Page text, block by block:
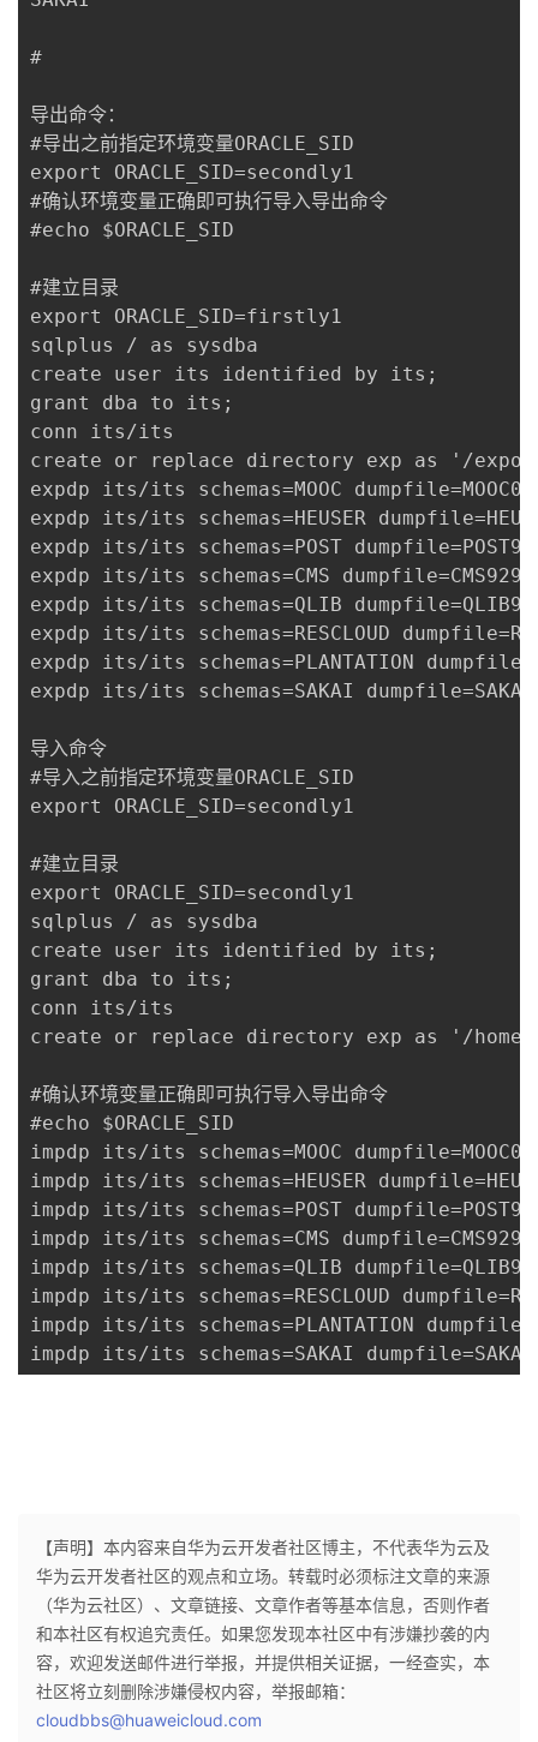
#
导出命令：
#导出之前指定环境变量ORACLE_SID
export ORACLE_SID=secondly1
#确认环境变量正确即可执行导入导出命令
#echo $ORACLE_SID
#建立目录
export ORACLE_SID=firstly1
sqlplus / as sysdba
create user its identified by its;
grant dba to its;
conn its/its
create or replace directory exp as '/
expdp its/its schemas=MOOC
expdp its/its schemas=HEUSER
expdp its/its schemas=POST
expdp its/its schemas=CMS
expdp its/its schemas=QLIB
expdp its/its schemas=RESCLOUD
expdp its/its schemas=PLANTATION
expdp its/its schemas=SAKAI
导入命令
#导入之前指定环境变量ORACLE_SID
export ORACLE_SID=secondly1
#建立目录
export ORACLE_SID=secondly1
sqlplus / as sysdba
create user its identified by its;
grant dba to its;
conn its/its
create or replace directory exp as '/
#确认环境变量正确即可执行导入导出命令
#echo $ORACLE_SID
impdp its/its schemas=MOOC
impdp its/its schemas=HEUSER
impdp its/its schemas=POST
impdp its/its schemas=CMS
impdp its/its schemas=QLIB
impdp its/its schemas=RESCLOUD
impdp its/its schemas=PLANTATION
impdp its/its schemas=SAKAI
【声明】本内容来自华为云开发者社区博主，不代表华为云及
华为云开发者社区的观点和立场。转载时必须标注文章的来源
（华为云社区）、文章链接、文章作者等基本信息，否则作者
和本社区有权追究责任。如果您发现本社区中有涉嫌抄袭的内
容，欢迎发送邮件进行举报，并提供相关证据，一经查实，本
社区将立刻删除涉嫌侵权内容，举报邮箱：
cloudbbs@huaweicloud.com